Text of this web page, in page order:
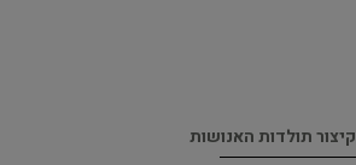
קיצור תולדות האנושות